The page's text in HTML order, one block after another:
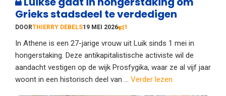
Grieks stadsdeel te verdedigen
DOORTHIERRY DEBELS19 MEI 2026 1
In Athene is een 27-jarige vrouw uit Luik sinds 1 mei in
hongerstaking. Deze antikapitalistische activiste wil de
aandacht vestigen op de wijk Prosfygika, waar ze al vijf jaar
woont in een historisch deel van ... Verder lezen